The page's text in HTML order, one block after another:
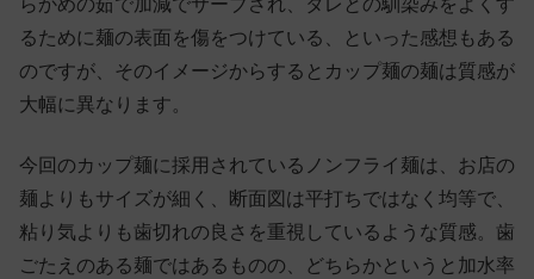
らかめの茹で加減でサーブされ、タレとの馴染みをよくす
るために麺の表面を傷をつけている、といった感想もある
のですが、そのイメージからするとカップ麺の麺は質感が
大幅に異なります。
今回のカップ麺に採用されているノンフライ麺は、お店の
麺よりもサイズが細く、断面図は平打ちではなく均等で、
粘り気よりも歯切れの良さを重視しているような質感。歯
ごたえのある麺ではあるものの、どちらかというと加水率